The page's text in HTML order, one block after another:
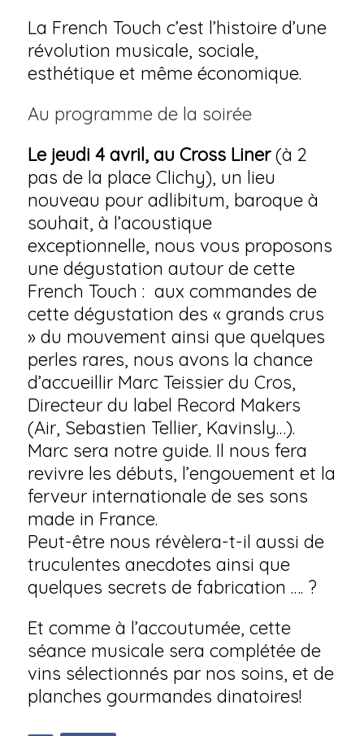
La French Touch c’est l’histoire d’une
révolution musicale, sociale,
esthétique et même économique.
Au programme de la soirée
Le jeudi 4 avril, au Cross Liner(à 2
pas de la place Clichy), un lieu
nouveau pour adlibitum, baroque à
souhait, à l’acoustique
exceptionnelle, nous vous proposons
une dégustation autour de cette
French Touch : aux commandes de
cette dégustation des « grands crus
» du mouvement ainsi que quelques
perles rares, nous avons la chance
d’accueillir Marc Teissier du Cros,
Directeur du label Record Makers
(Air, Sebastien Tellier, Kavinsly…).
Marc sera notre guide. Il nous fera
revivre les débuts, l’engouement et la
ferveur internationale de ses sons
made in France.
Peut-être nous révèlera-t-il aussi de
truculentes anecdotes ainsi que
quelques secrets de fabrication …. ?
Et comme à l’accoutumée, cette
séance musicale sera complétée de
vins sélectionnés par nos soins, et de
planches gourmandes dinatoires!